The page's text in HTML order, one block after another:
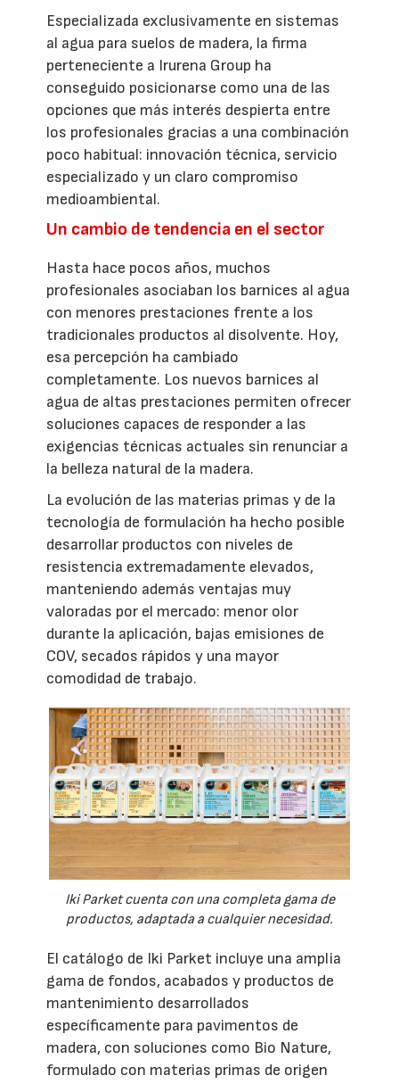
Especializada exclusivamente en sistemas
al agua para suelos de madera, la firma
perteneciente a Irurena Group ha
conseguido posicionarse como una de las
opciones que más interés despierta entre
los profesionales gracias a una combinación
poco habitual: innovación técnica, servicio
especializado y un claro compromiso
medioambiental.
Un cambio de tendencia en el sector
Hasta hace pocos años, muchos
profesionales asociaban los barnices al agua
con menores prestaciones frente a los
tradicionales productos al disolvente. Hoy,
esa percepción ha cambiado
completamente. Los nuevos barnices al
agua de altas prestaciones permiten ofrecer
soluciones capaces de responder a las
exigencias técnicas actuales sin renunciar a
la belleza natural de la madera.
La evolución de las materias primas y de la
tecnología de formulación ha hecho posible
desarrollar productos con niveles de
resistencia extremadamente elevados,
manteniendo además ventajas muy
valoradas por el mercado: menor olor
durante la aplicación, bajas emisiones de
COV, secados rápidos y una mayor
comodidad de trabajo.
Iki Parket cuenta con una completa gama de
productos, adaptada a cualquier necesidad.
El catálogo de Iki Parket incluye una amplia
gama de fondos, acabados y productos de
mantenimiento desarrollados
específicamente para pavimentos de
madera, con soluciones como Bio Nature,
formulado con materias primas de origen